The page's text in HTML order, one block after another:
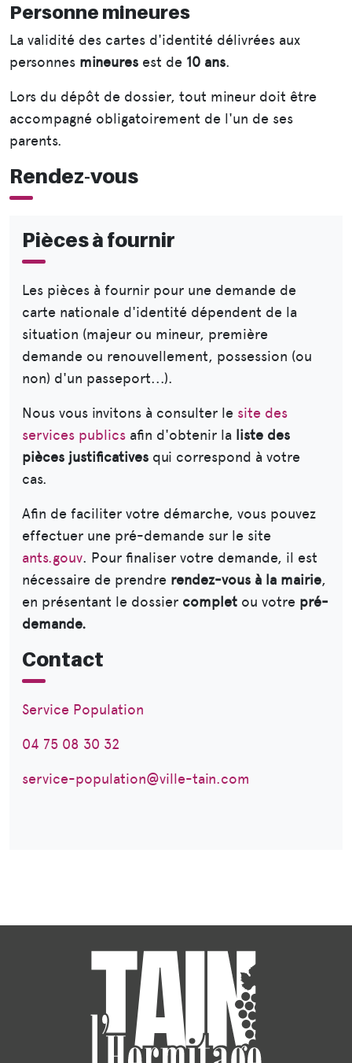
Personne mineures
La validité des cartes d'identité délivrées aux
personnes mineures est de 10 ans.
Lors du dépôt de dossier, tout mineur doit être
accompagné obligatoirement de l'un de ses
parents.
Rendez-vous
Pièces à fournir
Les pièces à fournir pour une demande de
carte nationale d'identité dépendent de la
situation (majeur ou mineur, première
demande ou renouvellement, possession (ou
non) d'un passeport...).
Nous vous invitons à consulter le site des
services publics afin d'obtenir la liste des
pièces justificatives qui correspond à votre
cas.
Afin de faciliter votre démarche, vous pouvez
effectuer une pré-demande sur le site
ants.gouv. Pour finaliser votre demande, il est
nécessaire de prendre rendez-vous à la mairie,
en présentant le dossier complet ou votre pré-
demande.
Contact
Service Population
04 75 08 30 32
service-population@ville-tain.com